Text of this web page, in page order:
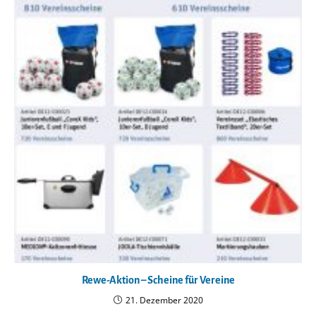
Rewe-Aktion – Scheine für Vereine
21. Dezember 2020